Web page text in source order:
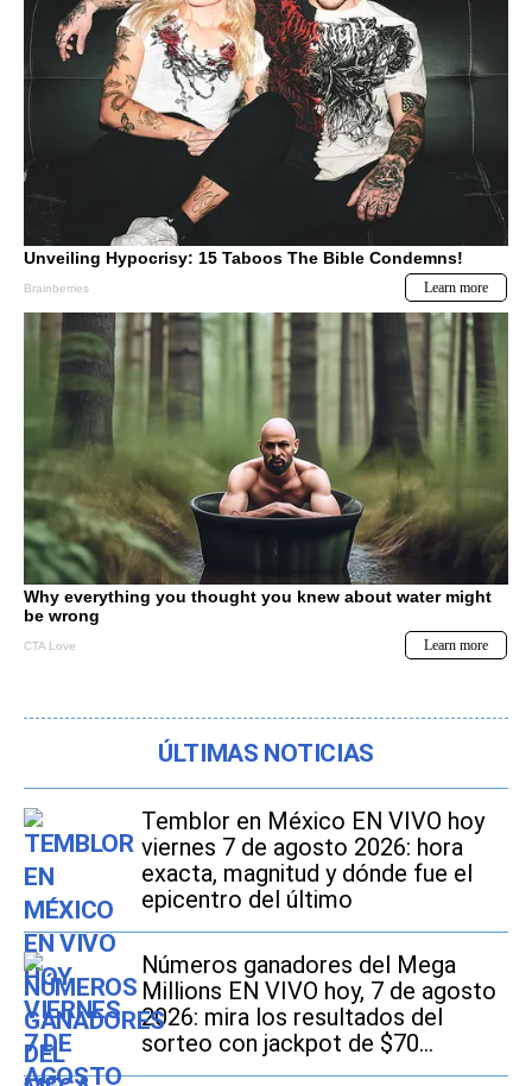
ÚLTIMAS NOTICIAS
Temblor en México EN VIVO hoy
viernes 7 de agosto 2026: hora
exacta, magnitud y dónde fue el
epicentro del último
Números ganadores del Mega
Millions EN VIVO hoy, 7 de agosto
2026: mira los resultados del
sorteo con jackpot de $70
millones en EE.UU.